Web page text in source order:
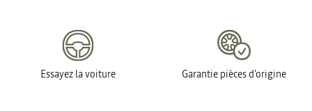
Essayez la voiture Garantie pièces d'origine